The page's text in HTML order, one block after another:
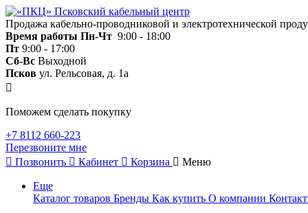
Продажа кабельно-проводниковой и электротехнической
Время работы Пн-Чт 9:00 - 18:00
Пт 9:00 - 17:00
Сб-Вс Выходной
Псков ул. Рельсовая, д. 1а
Поможем сделать покупку
+7 8112 660-223
Перезвоните мне
Позвонить
Кабинет Корзина Меню
Еще
Каталог товаров Бренды Как купить О компании